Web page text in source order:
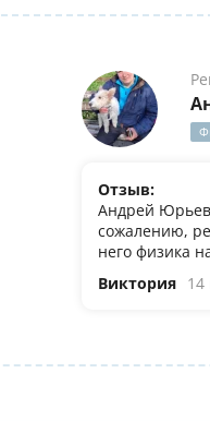
Отзыв:
Андрей
сожалению,
него физика
Виктория 14